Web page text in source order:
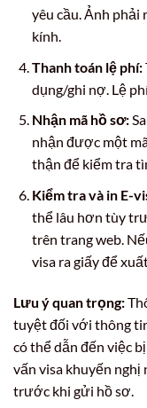
yêu cầu. Ảnh phải
kính.
Thanh toán lệ phí:
dụng/ghi nợ. Lệ
Nhận mã hồ sơ:
nhận được một
thận để kiểm tra
Kiểm tra và in E-
thể lâu hơn tùy
trên trang web.
visa ra giấy để
Lưu ý quan trọng:
tuyệt đối với thông
có thể dẫn đến việc
vấn visa khuyến
trước khi gửi hồ sơ.